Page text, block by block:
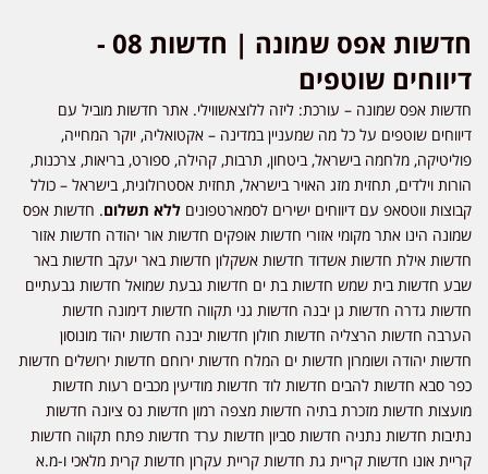
חדשות אפס שמונה | חדשות 08 -
דיווחים שוטפים
חדשות אפס שמונה – עורכת: ליזה ללוצאשווילי. אתר חדשות מוביל עם
דיווחים שוטפים על כל מה שמעניין במדינה – אקטואליה, יוקר המחייה,
פוליטיקה, מלחמה בישראל, ביטחון, תרבות, קהילה, ספורט, בריאות, צרכנות,
הורות וילדים, תחזית מזג האויר בישראל, תחזית אסטרולוגית, בישראל – כולל
קבוצות ווטסאפ עם דיווחים ישירים לסמארטפונים ללא תשלום. חדשות אפס
שמונה הינו אתר מקומי אזורי חדשות אופקים חדשות אור יהודה חדשות אזור
חדשות אילת חדשות אשדוד חדשות אשקלון חדשות באר יעקב חדשות באר
שבע חדשות בית שמש חדשות בת ים חדשות גבעת שמואל חדשות גבעתיים
חדשות גדרה חדשות גן יבנה חדשות גני תקווה חדשות דימונה חדשות
הערבה חדשות הרצליה חדשות חולון חדשות יבנה חדשות יהוד מונוסון
חדשות יהודה ושומרון חדשות ים המלח חדשות ירוחם חדשות ירושלים חדשות
כפר סבא חדשות להבים חדשות לוד חדשות מודיעין מכבים רעות חדשות
מועצות חדשות מזכרת בתיה חדשות מצפה רמון חדשות נס ציונה חדשות
נתיבות חדשות נתניה חדשות סביון חדשות ערד חדשות פתח תקווה חדשות
קריית אונו חדשות קריית גת חדשות קריית עקרון חדשות קרית מלאכי ו-מ.א